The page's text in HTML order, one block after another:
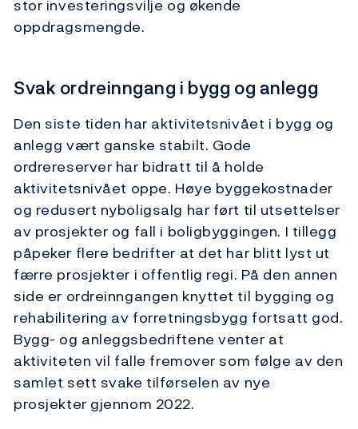
stor investeringsvilje og økende
oppdragsmengde.
Svak ordreinngang i bygg og anlegg
Den siste tiden har aktivitetsnivået i bygg og
anlegg vært ganske stabilt. Gode
ordrereserver har bidratt til å holde
aktivitetsnivået oppe. Høye byggekostnader
og redusert nyboligsalg har ført til utsettelser
av prosjekter og fall i boligbyggingen. I tillegg
påpeker flere bedrifter at det har blitt lyst ut
færre prosjekter i offentlig regi. På den annen
side er ordreinngangen knyttet til bygging og
rehabilitering av forretningsbygg fortsatt god.
Bygg- og anleggsbedriftene venter at
aktiviteten vil falle fremover som følge av den
samlet sett svake tilførselen av nye
prosjekter gjennom 2022.